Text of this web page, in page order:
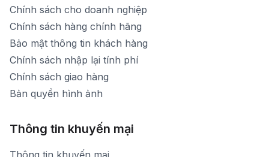
Chính sách cho doanh nghiệp
Chính sách hàng chính hãng
Bảo mật thông tin khách hàng
Chính sách nhập lại tính phí
Chính sách giao hàng
Bản quyền hình ảnh
Thông tin khuyến mại